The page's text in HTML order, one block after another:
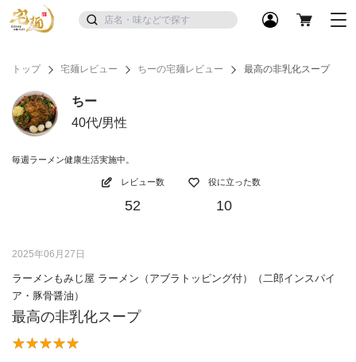
トップ 宅麺レビュー ちーの宅麺レビュー 最高の非乳化スープ
ちー
40代/男性
毎週ラーメン健康生活実施中。
レビュー数
52
役に立った数
10
2025年06月27日
ラーメンもみじ屋 ラーメン（アブラトッピング付）（二郎インスパイ
ア・豚骨醤油）
最高の非乳化スープ